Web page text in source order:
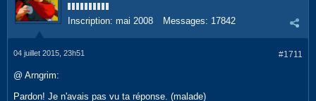
Inscription: mai 2008 Messages: 17842
#1711
04 juillet 2015, 23h51
@ Arngrim:
Pardon! Je n'avais pas vu ta réponse. (malade)